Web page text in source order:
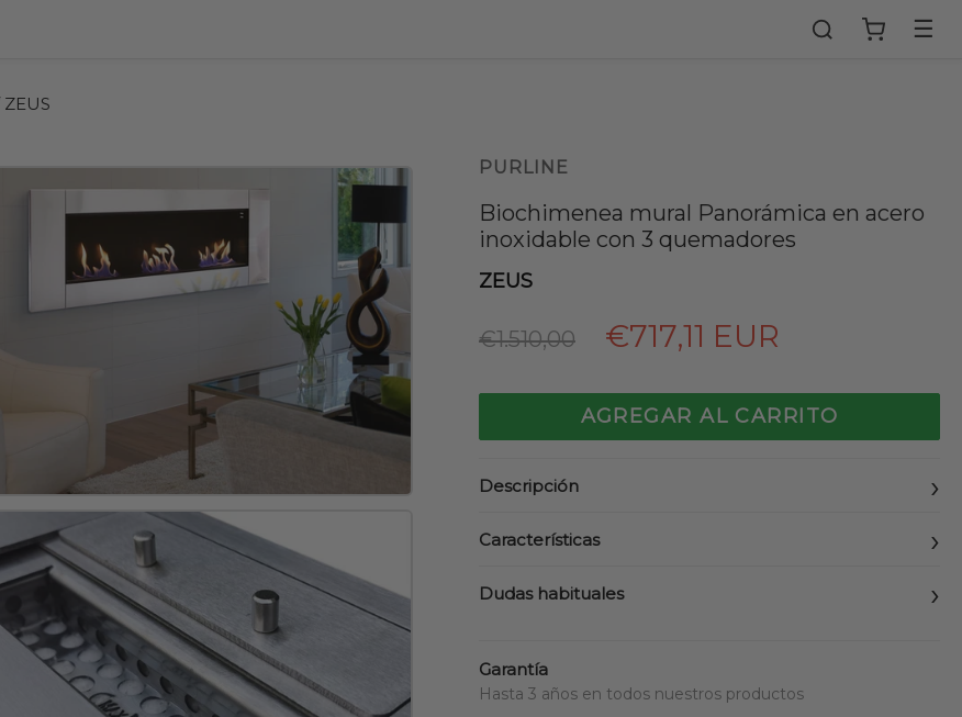
☰
ZEUS
PURLINE
Biochimenea mural Panorámica en acero
inoxidable con 3 quemadores
ZEUS
Precio
€1.510,00 €717,11 EUR
AGREGAR AL CARRITO
Descripción
Características
Dudas habituales
Garantía
Hasta 3 años en todos nuestros productos